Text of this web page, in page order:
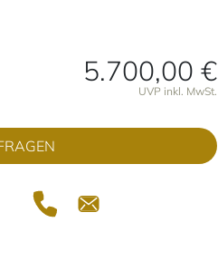
5.700,00 €
UVP inkl. MwSt.